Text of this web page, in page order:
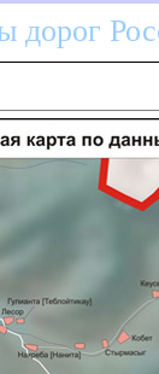
дорог